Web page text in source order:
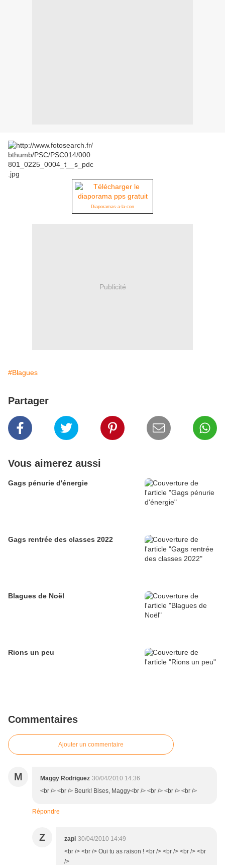
Diaporamas-a-la-con
Publicité
#Blagues
Partager
Vous aimerez aussi
Gags pénurie d'énergie
Gags rentrée des classes 2022
Blagues de Noël
Rions un peu
Commentaires
Ajouter un commentaire
M Maggy Rodriguez 30/04/2010 14:36
<br /> <br /> Beurk! Bises, Maggy<br /> <br /> <br /> <br />
Répondre
Z zapi 30/04/2010 14:49
<br /> <br /> Oui tu as raison ! <br /> <br /> <br /> <br
/>